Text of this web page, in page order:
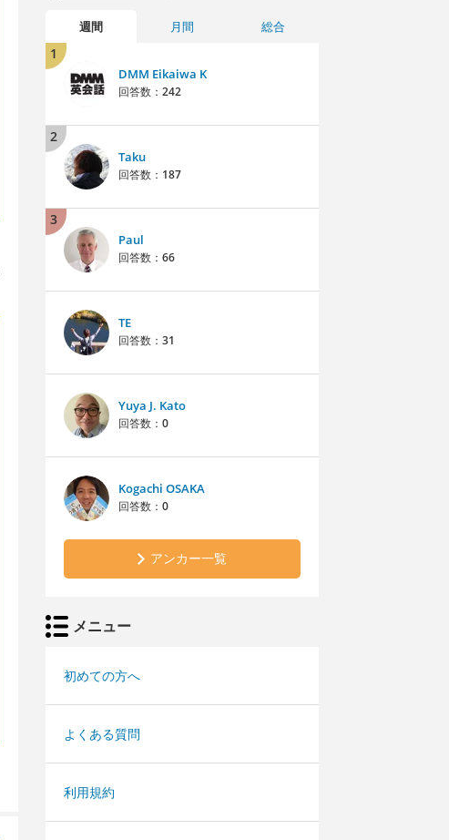
週間 月間 総合
1
DMM Eikaiwa K
回答数： 242
2
Taku
回答数： 187
3
Paul
回答数： 66
TE
回答数： 31
Yuya J. Kato
回答数： 0
Kogachi OSAKA
回答数： 0
アンカー一覧
メニュー
初めての方へ
よくある質問
利用規約